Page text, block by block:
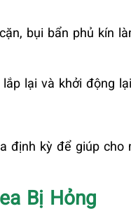
bụi bẩn phủ kín
lại và khởi động
định kỳ để giúp cho
Bị Hỏng